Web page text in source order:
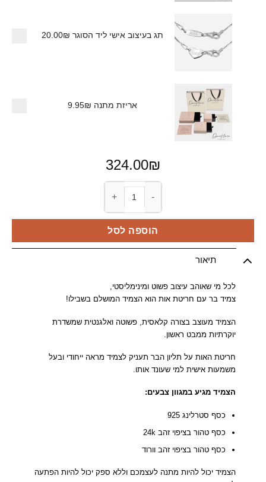
תג בעיצוב אישי ליד הסוגר 20.00₪
אריזת מתנה 9.95₪
324.00₪
כמות של צמיד בר עם חריטת אות
הוספה לסל
תיאור
לכל מי שאוהב עיצוב פשוט ומינימליסטי,
צמיד בר עם חריטת אות הוא הצמיד המושלם בשבילו!
הצמיד מעוצב בצורה קלאסית, פשוטה ואלגנטית שמשדרת
יוקרתיות ממבט ראשון.
חריטת האות על תליון הבר תעניק לצמיד מראה ייחודי ובעל
משמעות אישית למי שעונד אותו.
הצמיד מגיע במגוון צבעים:
כסף סטרלינג 925
כסף טהור בציפוי זהב 24k
כסף טהור בציפוי זהב וורוד
הצמיד יכול להיות מתנה לעצמכם וללא ספק יכול להיות הפתעה